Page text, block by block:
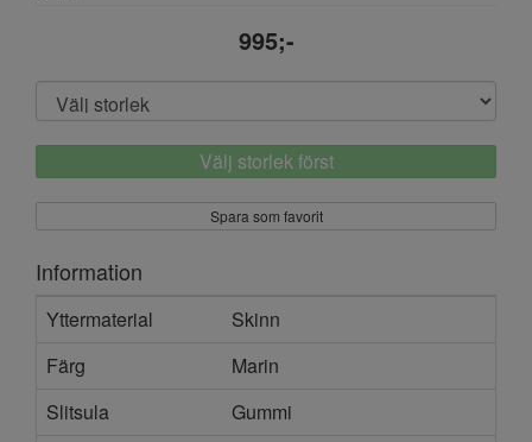
995;-
Välj storlek först
Spara som favorit
Information
Yttermaterial
Skinn
Färg
Marin
Slitsula
Gummi